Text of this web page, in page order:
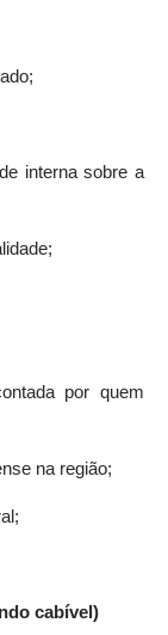
interna sobre a
por quem
na região;
cabível)